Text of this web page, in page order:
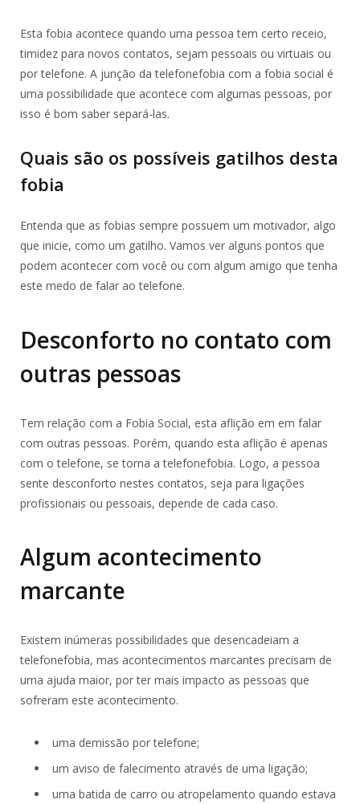
Esta fobia acontece quando uma pessoa tem certo receio,
timidez para novos contatos, sejam pessoais ou virtuais ou
por telefone. A junção da telefonefobia com a fobia social é
uma possibilidade que acontece com algumas pessoas, por
isso é bom saber separá-las.
Quais são os possíveis gatilhos desta
fobia
Entenda que as fobias sempre possuem um motivador, algo
que inicie, como um gatilho. Vamos ver alguns pontos que
podem acontecer com você ou com algum amigo que tenha
este medo de falar ao telefone.
Desconforto no contato com
outras pessoas
Tem relação com a Fobia Social, esta aflição em em falar
com outras pessoas. Porém, quando esta aflição é apenas
com o telefone, se torna a telefonefobia. Logo, a pessoa
sente desconforto nestes contatos, seja para ligações
profissionais ou pessoais, depende de cada caso.
Algum acontecimento
marcante
Existem inúmeras possibilidades que desencadeiam a
telefonefobia, mas acontecimentos marcantes precisam de
uma ajuda maior, por ter mais impacto as pessoas que
sofreram este acontecimento.
uma demissão por telefone;
um aviso de falecimento através de uma ligação;
uma batida de carro ou atropelamento quando estava